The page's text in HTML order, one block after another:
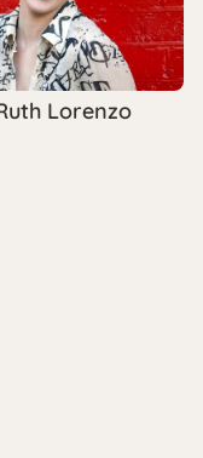
Lorenzo